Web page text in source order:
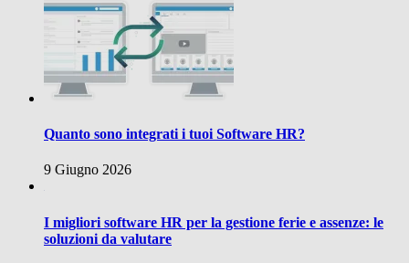
Quanto sono integrati i tuoi Software HR?
9 Giugno 2026
I migliori software HR per la gestione ferie e assenze: le
soluzioni da valutare